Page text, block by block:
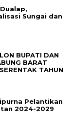
Sungai dan
BUPATI DAN
BARAT
TAHUN
Pelantikan
2024-2029